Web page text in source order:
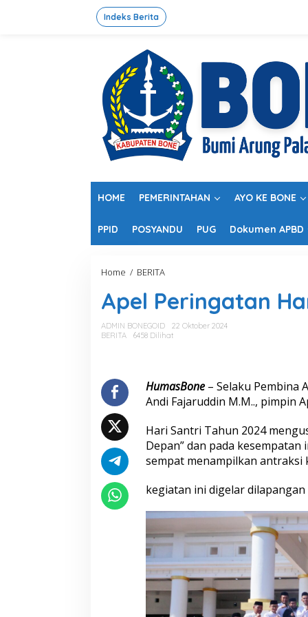
Indeks Berita
HOME PEMERINTAHAN AYO KE BONE
PPID POSYANDU PUG Dokumen APBD
Home / BERITA
e
e
g
a
t
n
H
a
r
i
S
n
t
r
T
a
h
u
Apel Peringatan
ADMIN BONEGOID
22 Oktober 2024
BERITA
6458 Dilihat
HumasBone– Selaku Pembina
Andi Fajaruddin M.M.., pimpin
Hari Santri Tahun 2024
Depan” dan pada
sempat menampilkan antraksi
kegiatan ini digelar